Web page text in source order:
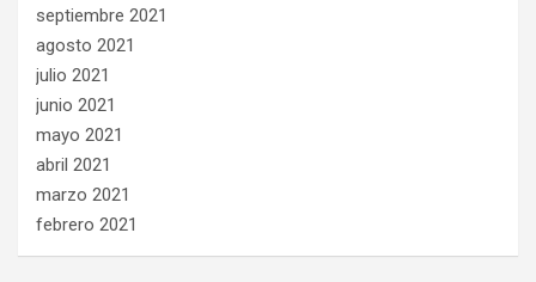
septiembre 2021
agosto 2021
julio 2021
junio 2021
mayo 2021
abril 2021
marzo 2021
febrero 2021